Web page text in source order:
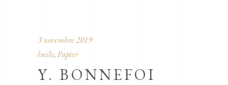
3 novembre 2019
huile Papier
Y. BONNEFOI